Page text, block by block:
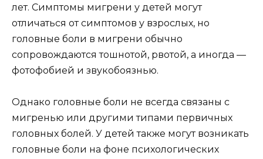
лет. Симптомы мигрени у детей могут
отличаться от симптомов у взрослых, но
головные боли в мигрени обычно
сопровождаются тошнотой, рвотой, а иногда —
фотофобией и звукобоязнью.
Однако головные боли не всегда связаны с
мигренью или другими типами первичных
головных болей. У детей также могут возникать
головные боли на фоне психологических